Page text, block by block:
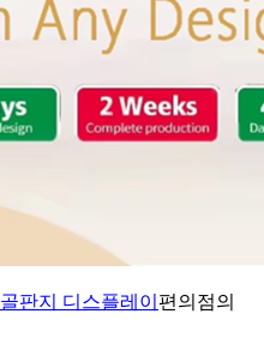
골판지 디스플레이 편의점의